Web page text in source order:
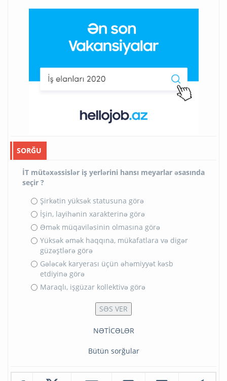
SORĞU
İT mütəxəssislər iş yerlərini hansı meyarlar əsasında
seçir ?
Şirkətin yüksək statusuna görə
İşin, layihənin xarakterinə görə
Əmək müqaviləsinin olmasına görə
Yüksək əmək haqqına, mükafatlara və digər
güzəştlərə görə
Gələcək karyerası üçün əhəmiyyət kəsb
etdiyinə görə
Maraqlı, işgüzar kollektivə görə
NƏTİCƏLƏR
Bütün sorğular